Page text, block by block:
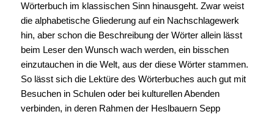
Wörterbuch im klassischen Sinn hinausgeht. Zwar weist
die alphabetische Gliederung auf ein Nachschlagewerk
hin, aber schon die Beschreibung der Wörter allein lässt
beim Leser den Wunsch wach werden, ein bisschen
einzutauchen in die Welt, aus der diese Wörter stammen.
So lässt sich die Lektüre des Wörterbuches auch gut mit
Besuchen in Schulen oder bei kulturellen Abenden
verbinden, in deren Rahmen der Heslbauern Sepp